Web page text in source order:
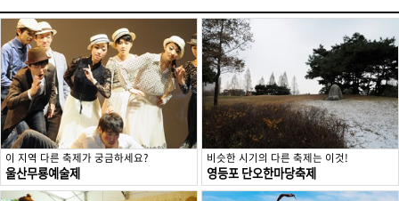
이 지역 다른 축제가 궁금하세요?
울산무룡예술제
비슷한 시기의 다른 축제는 이것!
영등포 단오한마당축제